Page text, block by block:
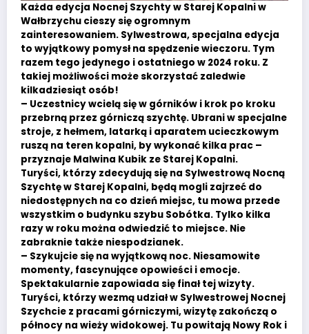
Każda edycja Nocnej Szychty w Starej Kopalni w
Wałbrzychu cieszy się ogromnym
zainteresowaniem. Sylwestrowa, specjalna edycja
to wyjątkowy pomysł na spędzenie wieczoru. Tym
razem tego jedynego i ostatniego w 2024 roku. Z
takiej możliwości może skorzystać zaledwie
kilkadziesiąt osób!
– Uczestnicy wcielą się w górników i krok po kroku
przebrną przez górniczą szychtę. Ubrani w specjalne
stroje, z hełmem, latarką i aparatem ucieczkowym
ruszą na teren kopalni, by wykonać kilka prac –
przyznaje Malwina Kubik ze Starej Kopalni.
Turyści, którzy zdecydują się na Sylwestrową Nocną
Szychtę w Starej Kopalni, będą mogli zajrzeć do
niedostępnych na co dzień miejsc, tu mowa przede
wszystkim o budynku szybu Sobótka. Tylko kilka
razy w roku można odwiedzić to miejsce. Nie
zabraknie także niespodzianek.
– Szykujcie się na wyjątkową noc. Niesamowite
momenty, fascynujące opowieści i emocje.
Spektakularnie zapowiada się finał tej wizyty.
Turyści, którzy wezmą udział w Sylwestrowej Nocnej
Szychcie z pracami górniczymi, wizytę zakończą o
północy na wieży widokowej. Tu powitają Nowy Rok i